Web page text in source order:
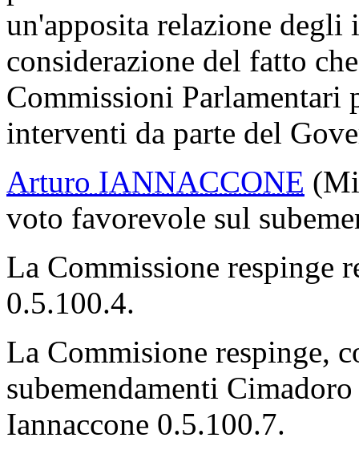
un'apposita relazione
considerazione del fatto
Commissioni
interventi da parte del
Arturo IANNACCONE
voto favorevole sul
La Commissione respinge
0.5.100.4.
La Commisione respinge,
subemendamenti
Iannaccone 0.5.100.7.